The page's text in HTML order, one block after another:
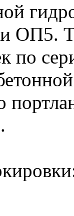
ОП5.
по